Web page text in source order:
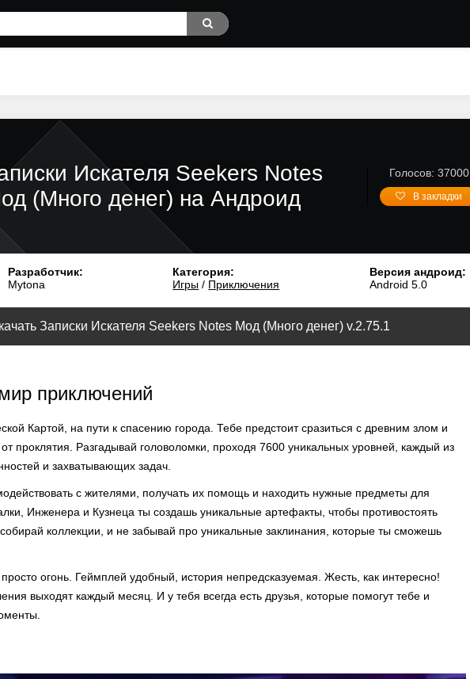
Искателя Seekers Notes
(Много денег) на Андроид
Голосов: 37000
В закладки
Разработчик:
Mytona
Категория:
Игры / Приключения
Версия андроид:
Android 5.0
Записки Искателя Seekers Notes Мод (Много денег) v.2.75.1
приключений
Картой, на пути к спасению города. Тебе предстоит сразиться с древним злом и
проклятия. Разгадывай головоломки, проходя 7600 уникальных уровней, каждый из
и захватывающих задач.
с жителями, получать их помощь и находить нужные предметы для
Инженера и Кузнеца ты создашь уникальные артефакты, чтобы противостоять
коллекции, и не забывай про уникальные заклинания, которые ты сможешь
огонь. Геймплей удобный, история непредсказуемая. Жесть, как интересно!
выходят каждый месяц. И у тебя всегда есть друзья, которые помогут тебе и